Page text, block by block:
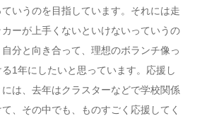
いうのを目指しています。それには走
ーが上手くないといけないっていうの
分と向き合って、理想のボランチ像っ
1年にしたいと思っています。応援し
は、去年はクラスターなどで学校関係
、その中でも、ものすごく応援してく